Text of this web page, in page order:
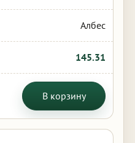
Албес
145.31
В корзину